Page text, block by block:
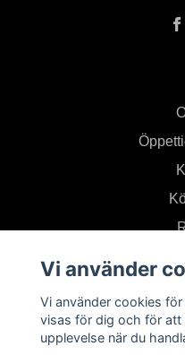
Prenumerera
Vi använder
Vi använder cookies
visas för dig och för att
upplevelse när du